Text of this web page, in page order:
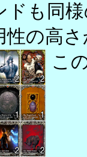
ドも同
性の高
こ